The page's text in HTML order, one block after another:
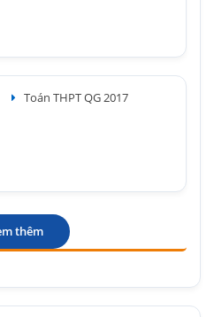
Toán THPT QG 2017
thêm